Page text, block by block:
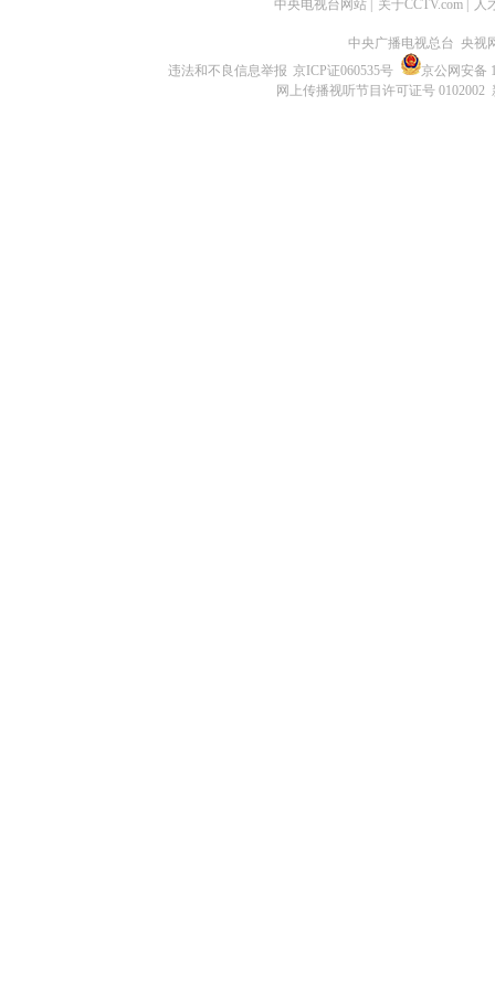
中央电视台网站 关于CCTV.com 人
中央广播电视总台 央视
违法和不良信息举报 京ICP证060535号
京公网安备
网上传播视听节目许可证号 0102002